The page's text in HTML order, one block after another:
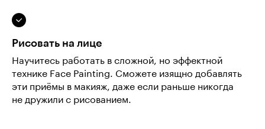
Рисовать на лице
Научитесь работать в сложной, но эффектной
технике Face Painting. Сможете изящно добавлять
эти приёмы в макияж, даже если раньше никогда
не дружили с рисованием.